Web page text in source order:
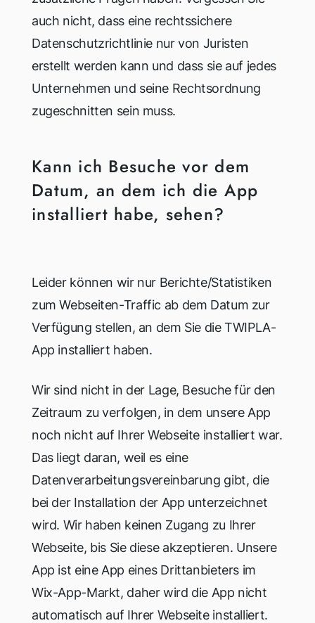
auch nicht, dass eine rechtssichere
Datenschutzrichtlinie nur von Juristen
erstellt werden kann und dass sie auf jedes
Unternehmen und seine Rechtsordnung
zugeschnitten sein muss.
Kann ich Besuche vor dem
Datum, an dem ich die App
installiert habe, sehen?
Leider können wir nur Berichte/Statistiken
zum Webseiten-Traffic ab dem Datum zur
Verfügung stellen, an dem Sie die TWIPLA-
App installiert haben.
Wir sind nicht in der Lage, Besuche für den
Zeitraum zu verfolgen, in dem unsere App
noch nicht auf Ihrer Webseite installiert war.
Das liegt daran, weil es eine
Datenverarbeitungsvereinbarung gibt, die
bei der Installation der App unterzeichnet
wird. Wir haben keinen Zugang zu Ihrer
Webseite, bis Sie diese akzeptieren. Unsere
App ist eine App eines Drittanbieters im
Wix-App-Markt, daher wird die App nicht
automatisch auf Ihrer Webseite installiert.